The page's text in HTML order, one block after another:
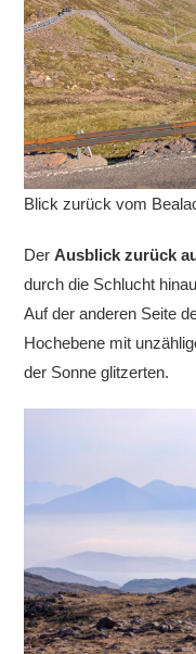
Blick zurück vom
DerAusblick zurück
durch die Schlucht
Auf der anderen Seite
Hochebene mit
der Sonne glitzerten.